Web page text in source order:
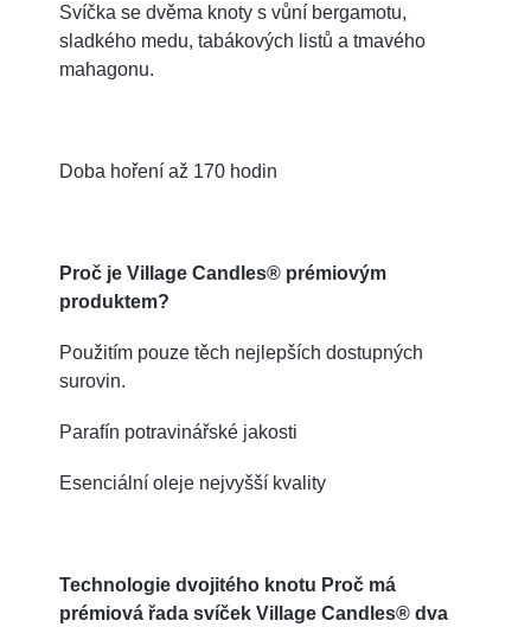
Svíčka se dvěma knoty s vůní bergamotu,
sladkého medu, tabákových listů a tmavého
mahagonu.
Doba hoření až 170 hodin
Proč je Village Candles® prémiovým
produktem?
Použitím pouze těch nejlepších dostupných
surovin.
Parafín potravinářské jakosti
Esenciální oleje nejvyšší kvality
Technologie dvojitého knotu Proč má
prémiová řada svíček Village Candles® dva